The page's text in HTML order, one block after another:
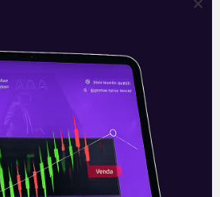
aumenta
do mercado |
de Toledo